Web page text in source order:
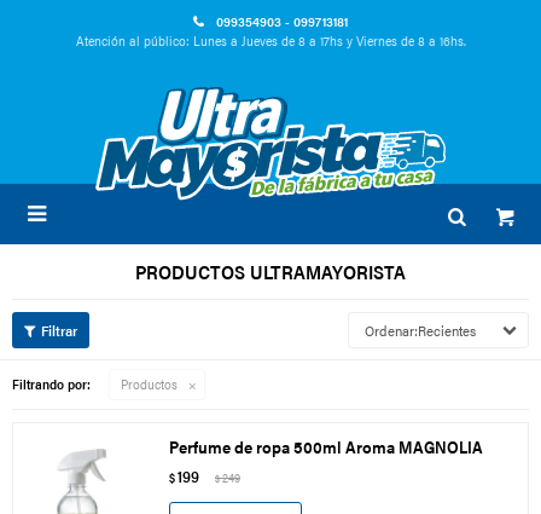
099354903 - 099713181
Atención al público: Lunes a Jueves de 8 a 17hs y Viernes de 8 a 16hs.

PRODUCTOS ULTRAMAYORISTA
Recientes
Filtrando por: Productos
Perfume de ropa 500ml Aroma MAGNOLIA
$199 $249